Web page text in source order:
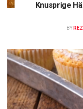
Knusprige
BY